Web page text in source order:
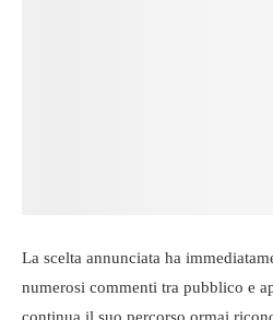
La scelta annunciata ha
numerosi commenti tra pubblico e